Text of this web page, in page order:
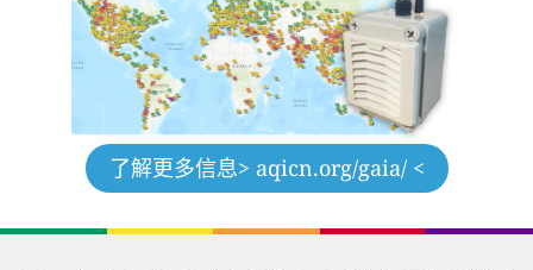
了解更多信息> aqicn.org/gaia/ <